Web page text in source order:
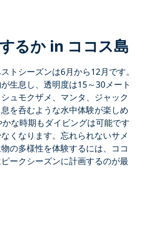
るか in ココス島
トシーズンは6月から12月 です。
生息し、透明度は15～30メート
ュモクザメ、マンタ、ジャック
を呑むような水中体験が楽しめ
な時期もダイビングは可能です
くなります。忘れられないサメ
の多様性を体験するには、 ココ
ピークシーズンに計画するのが最